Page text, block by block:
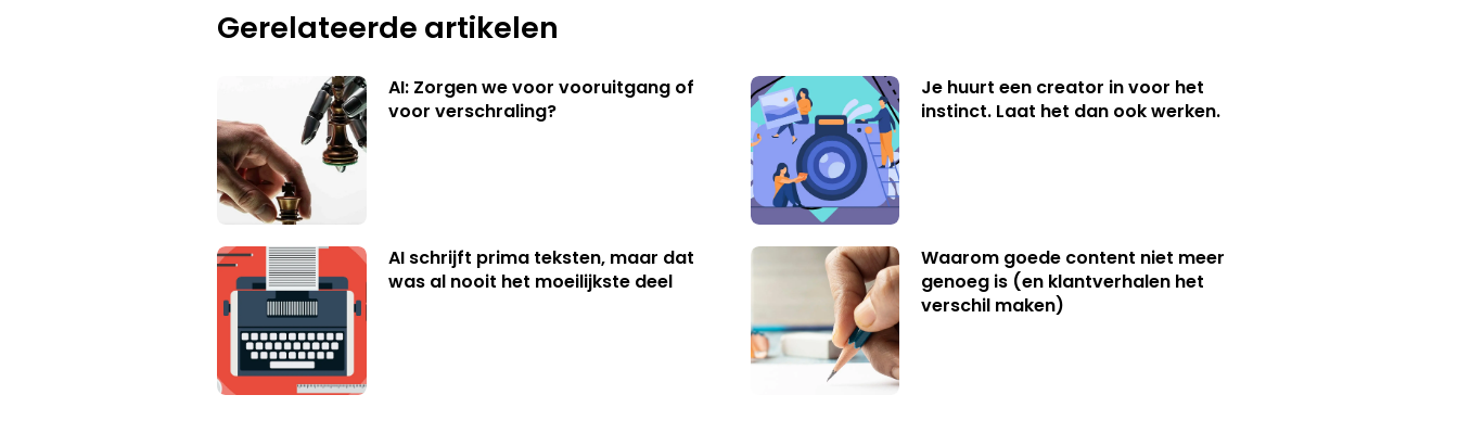
Gerelateerde artikelen
AI: Zorgen we voor vooruitgang of
voor verschraling?
Je huurt een creator in voor het
instinct. Laat het dan ook werken.
AI schrijft prima teksten, maar dat
was al nooit het moeilijkste deel
Waarom goede content niet meer
genoeg is (en klantverhalen het
verschil maken)